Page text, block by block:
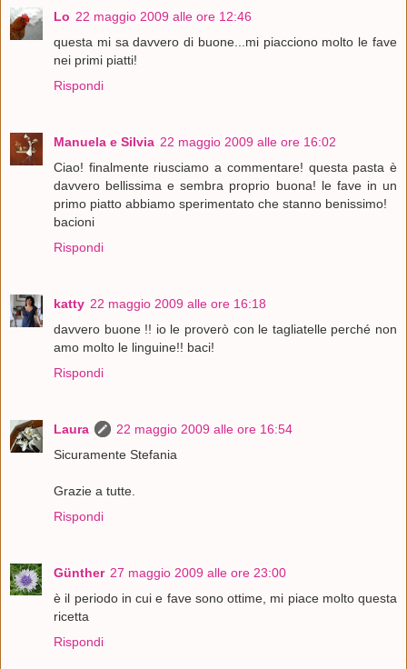
Lo 22 maggio 2009 alle ore 12:46
questa mi sa davvero di buone...mi piacciono molto le fave
nei primi piatti!
Rispondi
Manuela e Silvia 22 maggio 2009 alle ore 16:02
Ciao! finalmente riusciamo a commentare! questa pasta è
davvero bellissima e sembra proprio buona! le fave in un
primo piatto abbiamo sperimentato che stanno benissimo!
bacioni
Rispondi
katty 22 maggio 2009 alle ore 16:18
davvero buone !! io le proverò con le tagliatelle perché non
amo molto le linguine!! baci!
Rispondi
Laura
22 maggio 2009 alle ore 16:54
Sicuramente Stefania
Grazie a tutte.
Rispondi
Günther 27 maggio 2009 alle ore 23:00
è il periodo in cui e fave sono ottime, mi piace molto questa
ricetta
Rispondi